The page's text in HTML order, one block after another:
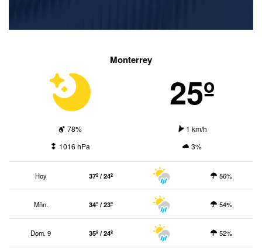
Monterrey
25º
78%
1 km/h
1016 hPa
3%
Hoy 37º / 24º 56%
Mñn. 34º / 23º 54%
Dom. 9 35º / 24º 52%